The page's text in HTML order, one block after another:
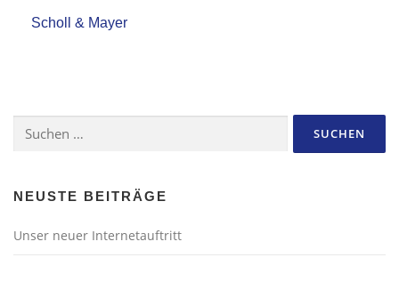
Scholl & Mayer
NEUSTE BEITRÄGE
Unser neuer Internetauftritt